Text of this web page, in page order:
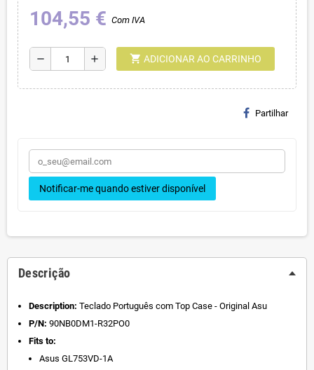
104,55 € Com IVA
remove add shopping_cart ADICIONAR AO CARRINHO
Partilhar
Notificar-me quando estiver disponível
Descrição
Description: Teclado Português com Top Case - Original Asu
P/N: 90NB0DM1-R32PO0
Fits to:
Asus GL753VD-1A